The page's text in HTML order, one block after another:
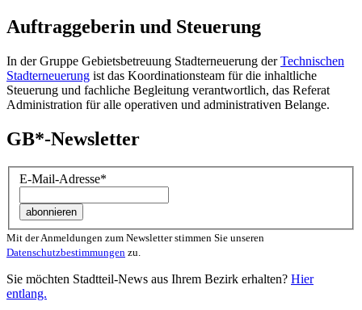
Auftraggeberin und Steuerung
In der Gruppe Gebietsbetreuung Stadterneuerung derTechnischen
Stadterneuerung ist das Koordinationsteam für die inhaltliche
Steuerung und fachliche Begleitung verantwortlich, das Referat
Administration für alle operativen und administrativen Belange.
GB*-Newsletter
E-Mail-Adresse*
Mit der Anmeldungen zum Newsletter stimmen Sie unseren
Datenschutzbestimmungen zu.
Sie möchten Stadtteil-News aus Ihrem Bezirk erhalten? Hier
entlang.